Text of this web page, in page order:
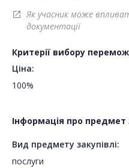
open_in_new
Як учасник може
документації
Критерії вибору
Ціна:
100%
Інформація про предмет
Вид предмету закупівлі:
послуги